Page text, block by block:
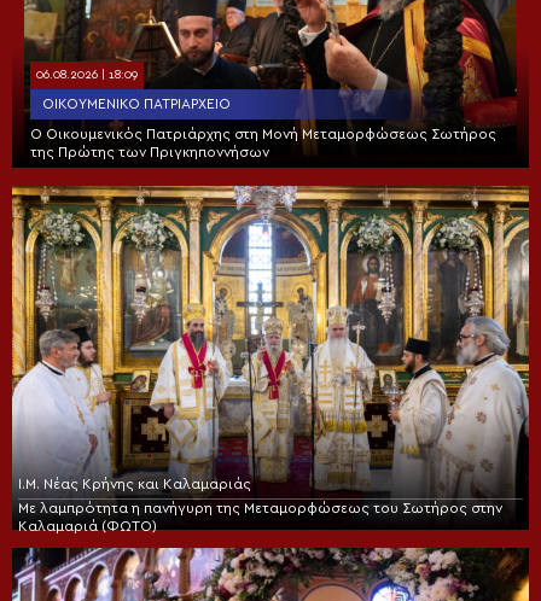
06.08.2026 | 18:09
ΟΙΚΟΥΜΕΝΙΚΌ ΠΑΤΡΙΑΡΧΕΊΟ
Ο Οικουμενικός Πατριάρχης στη Μονή Μεταμορφώσεως Σωτήρος
της Πρώτης των Πριγκηποννήσων
Ι.Μ. Νέας Κρήνης και Καλαμαριάς
Με λαμπρότητα η πανήγυρη της Μεταμορφώσεως του Σωτήρος στην
Καλαμαριά (ΦΩΤΟ)